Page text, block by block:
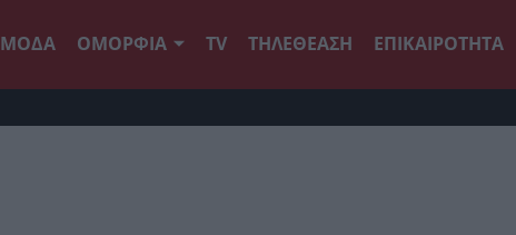
ΜΟΔΑ ΟΜΟΡΦΙΑ TV ΤΗΛΕΘΕΑΣΗ ΕΠΙΚΑΙΡΟΤΗΤΑ